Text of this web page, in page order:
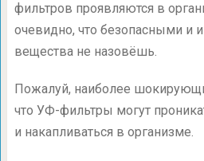
фильтров проявляются в
очевидно, что безопасными и
вещества не назовёшь.
Пожалуй, наиболее
что УФ-фильтры могут
и накапливаться в организме.